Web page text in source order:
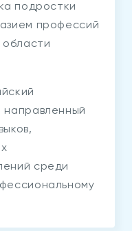
подростки
профессий
области
направленный
среди